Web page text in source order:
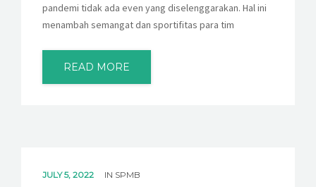
pandemi tidak ada even yang diselenggarakan. Hal ini
menambah semangat dan sportifitas para tim
READ MORE
JULY 5, 2022 IN SPMB